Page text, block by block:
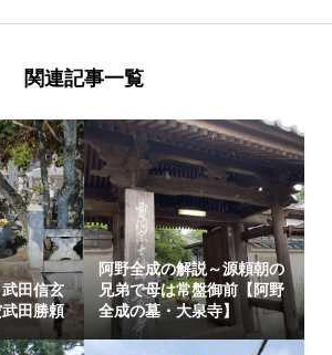
関連記事一覧
田信玄
田勝頼
阿野全成の解説～源頼朝の
兄弟で母は常盤御前【阿野
全成の墓・大泉寺】